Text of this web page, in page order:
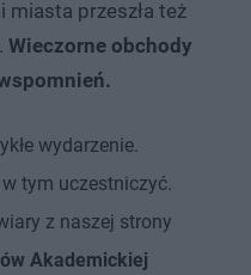
miasta przeszła też
Wieczorne obchody
wydarzenie.
tym uczestniczyć.
z naszej strony
Akademickiej